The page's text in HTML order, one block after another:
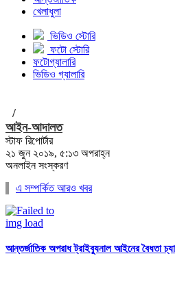
খেলাধুলা
ভিডিও স্টোরি
ফটো স্টোরি
ফটোগ্যালারি
ভিডিও গ্যালারি
/
আইন-আদালত
স্টাফ রিপোর্টার
২১ জুন ২০১৯, ৫:১৩ অপরাহ্ন
অনলাইন সংস্করণ
এ সম্পর্কিত আরও খবর
আন্তর্জাতিক অপরাধ ট্রাইব্যুনাল আইনের বৈধতা